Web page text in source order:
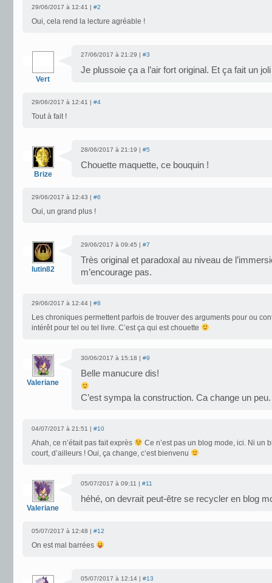
29/06/2017 à 12:41 | #2
Oui, cela rend la lecture agréable !
Vert
27/06/2017 à 21:29 | #3
Je plussoie ça a l’air fort original. Et ça fait un
29/06/2017 à 12:41 | #4
Tout à fait !
Brize
28/06/2017 à 21:19 | #5
Chouette maquette, ce bouquin !
29/06/2017 à 12:43 | #6
Oui, un grand plus !
lutin82
29/06/2017 à 09:45 | #7
Très original et paradoxal au niveau de
m’encourage pas.
29/06/2017 à 12:44 | #8
Les chroniques permettent parfois de trouver des arguments pour ou
intérêt pour tel ou tel livre. C’est ça qui est chouette
Valeriane
30/06/2017 à 15:18 | #9
Belle manucure dis!
C’est sympa la construction. Ca change un peu.
04/07/2017 à 21:51 | #10
Ahah, ce n’était pas fait exprès
Ce n’est pas un blog mode, ici. Ni un
court, d’ailleurs ! Oui, ça change, c’est bienvenu
Valeriane
05/07/2017 à 09:11 | #11
héhé, on devrait peut-être se recycler en blog
05/07/2017 à 12:48 | #12
On est mal barrées
05/07/2017 à 12:14 | #13